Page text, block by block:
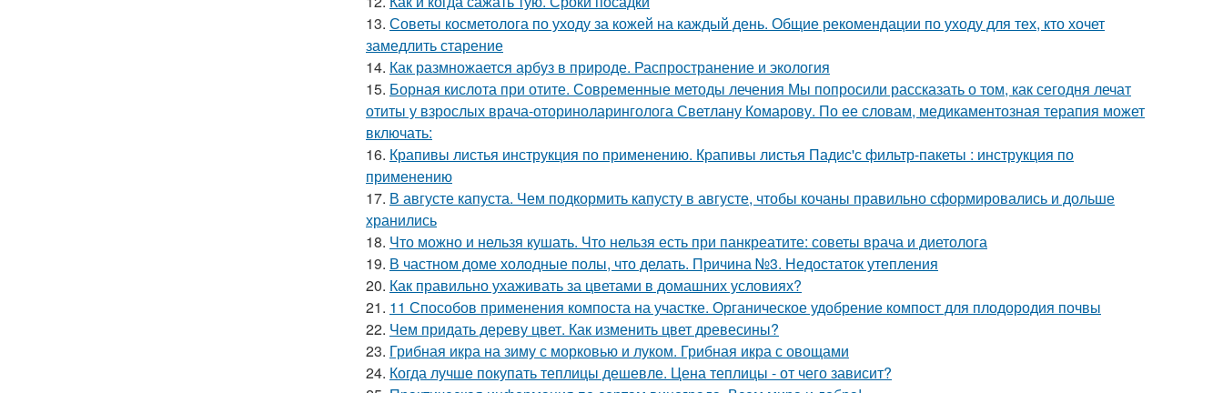
13. Советы косметолога по уходу за кожей на каждый день. Общие рекомендации по уходу для тех, кто хочет
замедлить старение
14. Как размножается арбуз в природе. Распространение и экология
15. Борная кислота при отите. Современные методы лечения Мы попросили рассказать о том, как сегодня лечат
отиты у взрослых врача-оториноларинголога Светлану Комарову. По ее словам, медикаментозная терапия может
включать:
16. Крапивы листья инструкция по применению. Крапивы листья Падис'с фильтр-пакеты : инструкция по
применению
17. В августе капуста. Чем подкормить капусту в августе, чтобы кочаны правильно сформировались и дольше
хранились
18. Что можно и нельзя кушать. Что нельзя есть при панкреатите: советы врача и диетолога
19. В частном доме холодные полы, что делать. Причина №3. Недостаток утепления
20. Как правильно ухаживать за цветами в домашних условиях?
21. 11 Способов применения компоста на участке. Органическое удобрение компост для плодородия почвы
22. Чем придать дереву цвет. Как изменить цвет древесины?
23. Грибная икра на зиму с морковью и луком. Грибная икра с овощами
24. Когда лучше покупать теплицы дешевле. Цена теплицы - от чего зависит?